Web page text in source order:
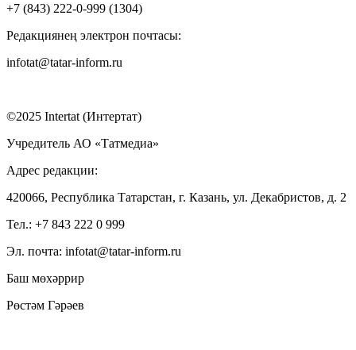
+7 (843) 222-0-999 (1304)
Редакциянең электрон почтасы:
infotat@tatar-inform.ru
©2025 Intertat (Интертат)
Учредитель АО «Татмедиа»
Адрес редакции:
420066, Республика Татарстан, г. Казань, ул. Декабристов, д. 2
Тел.: +7 843 222 0 999
Эл. почта: infotat@tatar-inform.ru
Баш мөхәррир
Рөстәм Гәрәев